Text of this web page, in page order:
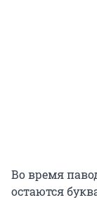
Во время
остаются